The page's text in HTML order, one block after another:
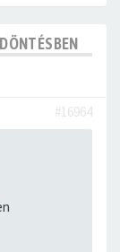
#16964